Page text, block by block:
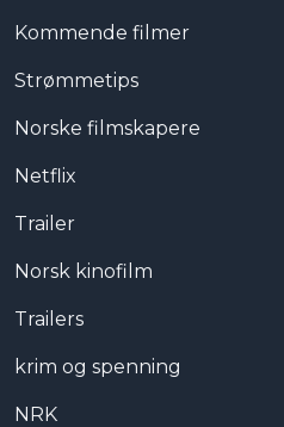
Kommende filmer
Strømmetips
Norske filmskapere
Netflix
Trailer
Norsk kinofilm
Trailers
krim og spenning
NRK